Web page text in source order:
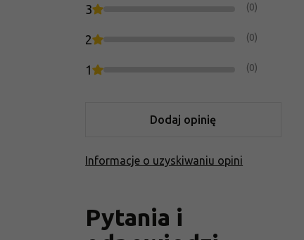
3 (0)
2 (0)
1 (0)
Dodaj opinię
Informacje o uzyskiwaniu opini
Pytania i